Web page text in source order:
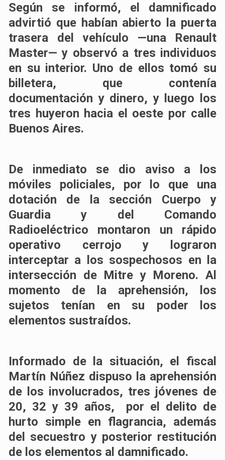
Según se informó, el damnificado
advirtió que habían abierto la puerta
trasera del vehículo —una Renault
Master— y observó a tres individuos
en su interior. Uno de ellos tomó su
billetera, que contenía
documentación y dinero, y luego los
tres huyeron hacia el oeste por calle
Buenos Aires.
De inmediato se dio aviso a los
móviles policiales, por lo que una
dotación de la sección Cuerpo y
Guardia y del Comando
Radioeléctrico montaron un rápido
operativo cerrojo y lograron
interceptar a los sospechosos en la
intersección de Mitre y Moreno. Al
momento de la aprehensión, los
sujetos tenían en su poder los
elementos sustraídos.
Informado de la situación, el fiscal
Martín Núñez dispuso la aprehensión
de los involucrados, tres jóvenes de
20, 32 y 39 años, por el delito de
hurto simple en flagrancia, además
del secuestro y posterior restitución
de los elementos al damnificado.